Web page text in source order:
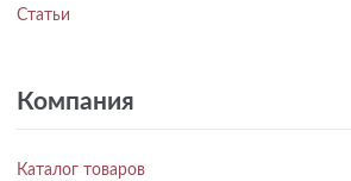
Статьи
Компания
Каталог товаров